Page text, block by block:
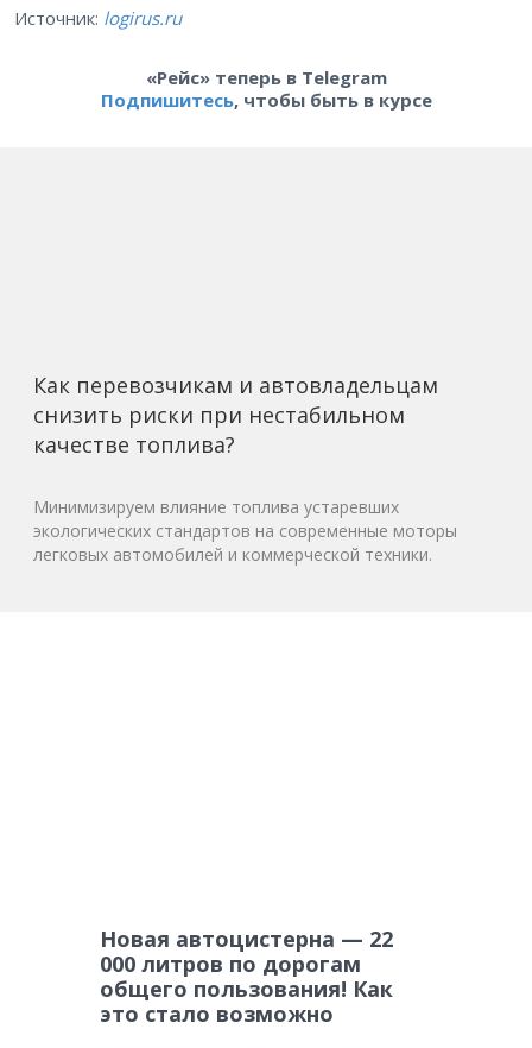
Источник: logirus.ru
«Рейс» теперь в Telegram
Подпишитесь, чтобы быть в курсе
Как перевозчикам и автовладельцам
снизить риски при нестабильном
качестве топлива?
Минимизируем влияние топлива устаревших
экологических стандартов на современные моторы
легковых автомобилей и коммерческой техники.
Новая автоцистерна — 22
000 литров по дорогам
общего пользования! Как
это стало возможно